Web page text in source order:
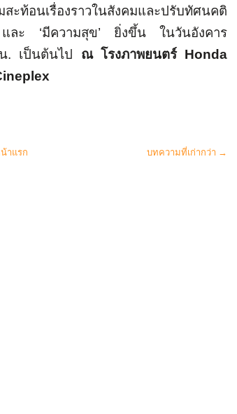
ะท้อนเรื่องราวในสังคมและปรับทัศนคติ
ละ ‘มีความสุข’ ยิ่งขึ้น ในวันอังคาร
น. เป็นต้นไป ณ โรงภาพยนตร์ Honda
บทความที่เก่ากว่า →
าแรก